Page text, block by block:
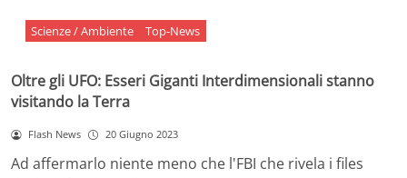
Scienze / Ambiente Top-News
Oltre gli UFO: Esseri Giganti Interdimensionali stanno
visitando la Terra
Flash News 20 Giugno 2023
Ad affermarlo niente meno che l'FBI che rivela i files